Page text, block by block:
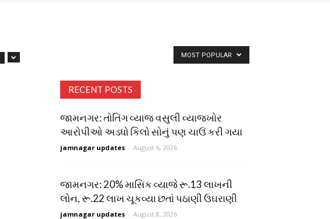
MOST POPULAR
RECENT POSTS
જામનગર: તોતિંગ વ્યાજ વસુલી વ્યાજખોર
આરોપીઓ અડધો કિલો સોનું પણ ચાઉં કરી ગયા
jamnagar updates - August 6, 2026
જામનગર: 20% માસિક વ્યાજે રૂ.13 લાખની
લોન, રૂ.22 લાખ ચૂકવ્યા છતાં પઠાણી ઉઘરાણી
jamnagar updates - August 8, 2026